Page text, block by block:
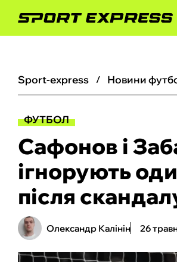
sport-express новини
ФУТБОЛ
Сафонов і
ігнорують
після
Олександр Калінін 26